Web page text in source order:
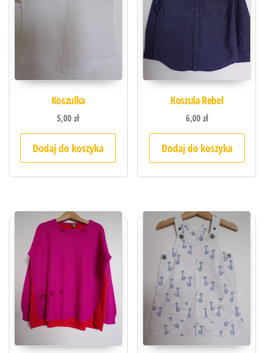
Koszulka
5,00zł
Dodaj do koszyka
Koszula Rebel
6,00zł
Dodaj do koszyka